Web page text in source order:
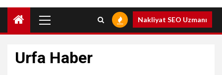
Menu
Nakliyat SEO Uzmanı
Urfa Haber